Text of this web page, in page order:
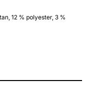
12 % polyester, 3 %